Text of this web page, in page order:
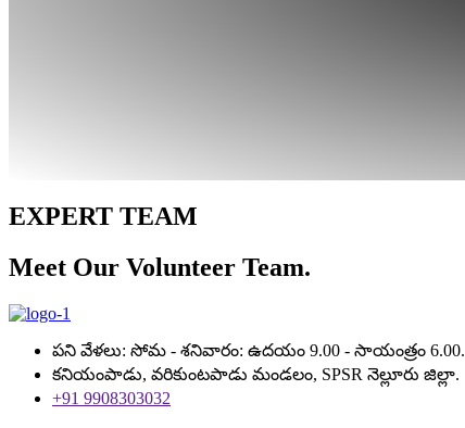
EXPERT TEAM
Meet Our Volunteer Team.
పని వేళలు: సోమ - శనివారం: ఉదయం 9.00 - సాయంత్రం 6.00.
కనియంపాడు, వరికుంటపాడు మండలం, SPSR నెల్లూరు జిల్లా.
+91 9908303032